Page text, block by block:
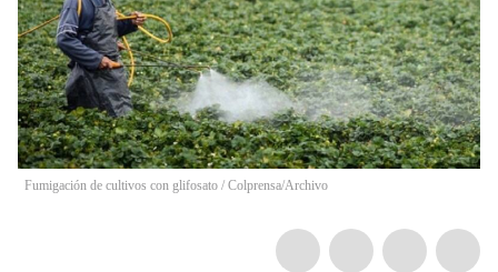
Fumigación de cultivos con glifosato / Colprensa/Archivo